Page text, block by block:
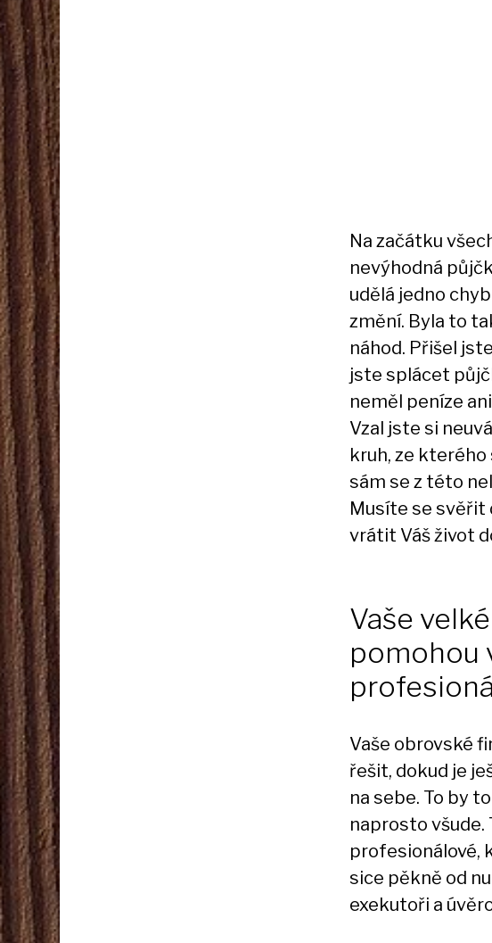
Na začátku
nevýhodná
udělá jedno
změní. Byla to
náhod. Přišel
jste splácet
neměl peníze
Vzal jste si
kruh, ze kterého
sám se z této
Musíte se svěřit
vrátit Váš život
Vaše
pomohou
Vaše obrovské
řešit, dokud je
na sebe. To by
naprosto všude.
profesionálové,
sice pěkně od
exekutoři a